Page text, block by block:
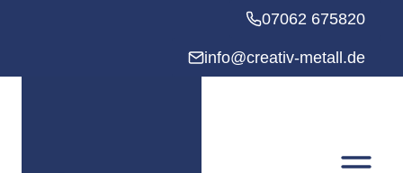
07062 675820
info@creativ-metall.de